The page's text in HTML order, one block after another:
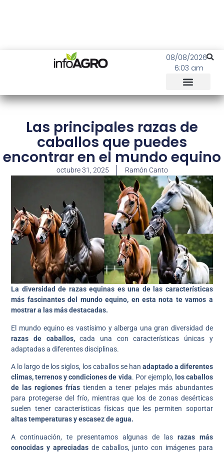
08/08/2026
6:03 am
Las principales razas de
caballos que puedes
encontrar en el mundo equino
octubre 31, 2025 Ramón Canto
La diversidad de razas equinas es una de las características
más fascinantes del mundo equino, en esta nota te vamos a
mostrar a las más destacadas.
El mundo equino es vastísimo y alberga una gran diversidad de
razas de caballos,cada una con características únicas y
adaptadas a diferentes disciplinas.
A lo largo de los siglos, los caballos se han adaptado a diferentes
climas, terrenos y condiciones de vida. Por ejemplo, los caballos
de las regiones fríastienden a tener pelajes más abundantes
para protegerse del frío, mientras que los de zonas desérticas
suelen tener características físicas que les permiten soportar
altas temperaturas y escasez de agua.
A continuación, te presentamos algunas de las razas más
conocidas y apreciadasde caballos, junto con imágenes para